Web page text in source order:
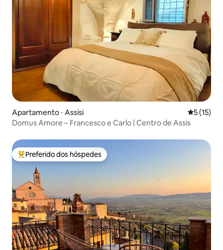
Apartamento ⋅ Assisi 5 de uma
5 (15)
Domus Amore – Francesco e Carlo | Centro de Assis
Entre os melhores preferidos dos hóspedes
Preferido dos hóspedes